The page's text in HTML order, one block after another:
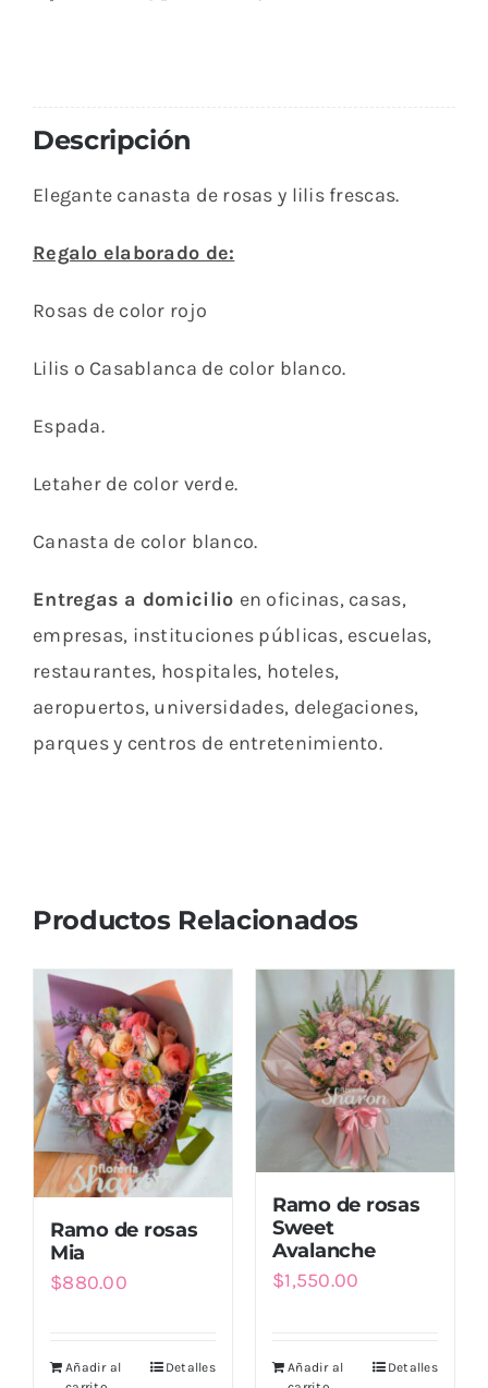
Descripción
Elegante canasta de rosas y lilis frescas.
Regalo elaborado de:
Rosas de color rojo
Lilis o Casablanca de color blanco.
Espada.
Letaher de color verde.
Canasta de color blanco.
Entregas a domicilio en oficinas, casas,
empresas, instituciones públicas, escuelas,
restaurantes, hospitales, hoteles,
aeropuertos, universidades, delegaciones,
parques y centros de entretenimiento.
Productos Relacionados
Ramo de rosas
Mia
$880.00
Añadir al
Detalles
Ramo de rosas
Sweet
Avalanche
$1,550.00
Añadir al
Detalles